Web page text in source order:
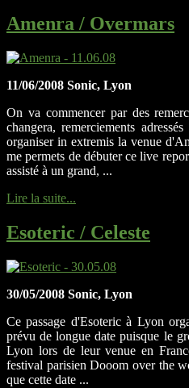
Amenra / Overmars
11/06/2008 Sonic, Lyon
On va commencer par des
changera, remerciements
organiser in extremis la venue
me permets de débuter ce live
assisté à un grand, ...
Lire la suite...
Esoteric / Celeste
30/05/2008 Sonic, Lyon
Ce passage d'Esoteric à Lyon
prévu de longue date puisque le
Lyon lors de leur venue en
festival parisien Dooom over the
que cette date ...